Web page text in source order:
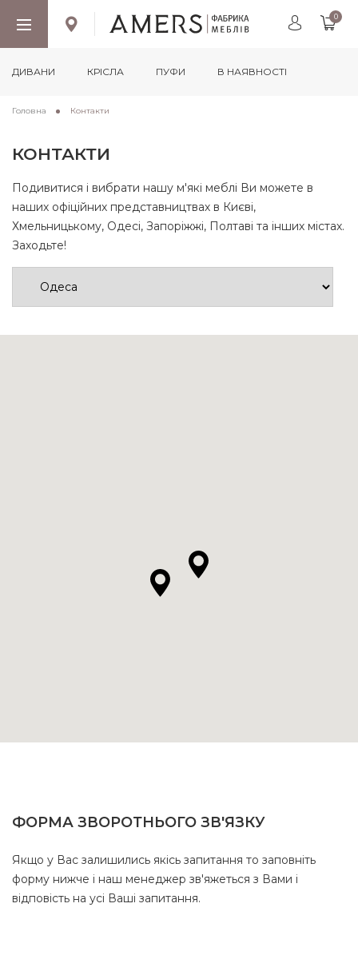
0
ДИВАНИ КРІСЛА ПУФИ В НАЯВНОСТІ
Головна Контакти
КОНТАКТИ
Подивитися і вибрати нашу м'які меблі Ви можете в
наших офіційних представництвах в Києві,
Хмельницькому, Одесі, Запоріжжі, Полтаві та інших містах.
Заходьте!
ФОРМА ЗВОРОТНЬОГО ЗВ'ЯЗКУ
Якщо у Вас залишились якісь запитання то заповніть
форму нижче і наш менеджер зв'яжеться з Вами і
відповість на усі Ваші запитання.